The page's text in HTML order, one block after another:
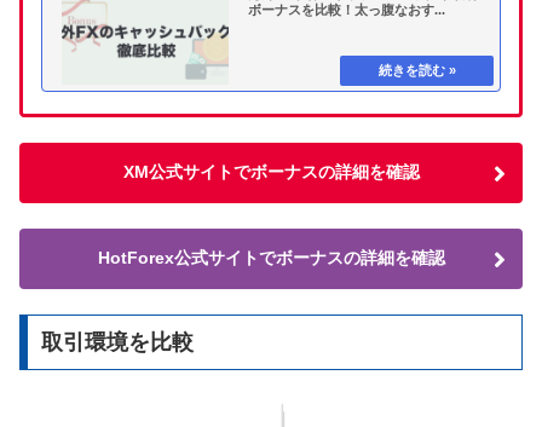
ボーナスを比較！太っ腹なおす...
XM公式サイトでボーナスの詳細を確認
HotForex公式サイトでボーナスの詳細を確認
取引環境を比較